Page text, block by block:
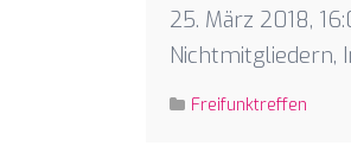
25. März 2018,
Nichtmitgliedern,
Freifunktreffen